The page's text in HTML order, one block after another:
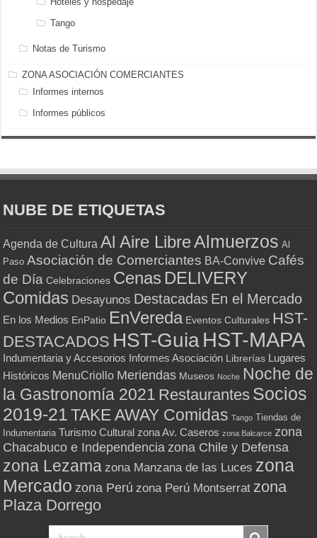
Tango
Notas de Turismo
ZONA ASOCIACIÓN COMERCIANTES
Informes internos
Informes públicos
NUBE DE ETIQUETAS
Agenda de Cultura Al Aire LibreAlmuerzos Al
Paso Asociación de Comerciantes BA-Convive Cafés
de Día Celebraciones Cenas DELIVERY
Comidas Desayunos Destacadas En el Mercado
En los Medios EnPatio EnVereda Eventos Culturales HST-
DESTACADOS HST-GuiaHST-MAPA
Indumentaria y Accesorios Informes Asociación Librerías Lugares
Históricos MenuCriollo Meriendas Museos Noche Noche de
la Gastronomía 2021 Restaurantes Socios
2019-21 TAKE AWAY Comidas Tango Tiendas de
Indumentaria Turismo Cultural zona Av. Caseros zona Balcarce zona
Chacabuco e Independencia zona Chile y Defensa
zona Lezama zona Manzana de las Luces zona
Mercado zona Perú zona Perú Montserrat zona
Plaza Dorrego